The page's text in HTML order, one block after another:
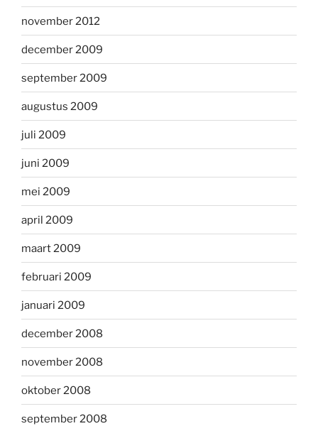
november 2012
december 2009
september 2009
augustus 2009
juli 2009
juni 2009
mei 2009
april 2009
maart 2009
februari 2009
januari 2009
december 2008
november 2008
oktober 2008
september 2008